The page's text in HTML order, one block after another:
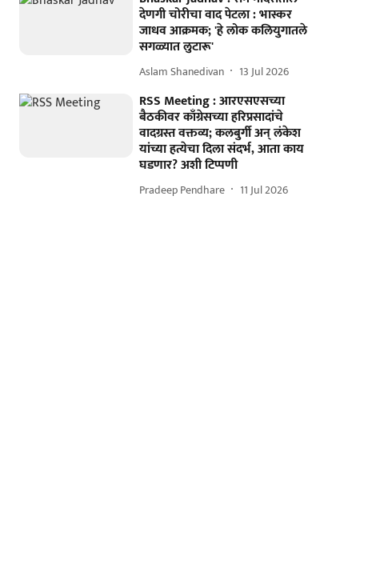
देणगी चोरीचा वाद पेटला : भास्कर
जाधव आक्रमक; 'हे लोक कलियुगातले
सगळ्यात लुटारू'
Aslam Shanedivan 13 Jul 2026
RSS Meeting : आरएसएसच्या
बैठकीवर काँग्रेसच्या हरिप्रसादांचे
वादग्रस्त वक्तव्य; कलबुर्गी अन् लंकेश
यांच्या हत्येचा दिला संदर्भ, आता काय
घडणार? अशी टिप्पणी
Pradeep Pendhare 11 Jul 2026